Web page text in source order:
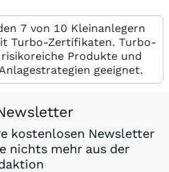
7 von 10 Kleinanlegern
Turbo-Zertifikaten. Turbo-
Produkte und
geeignet.
kostenlosen Newsletter
nichts mehr aus der